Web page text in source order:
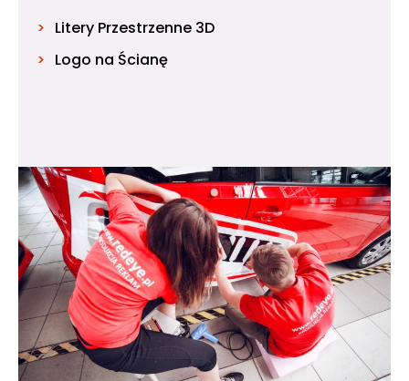
Litery Przestrzenne 3D
Logo na Ścianę